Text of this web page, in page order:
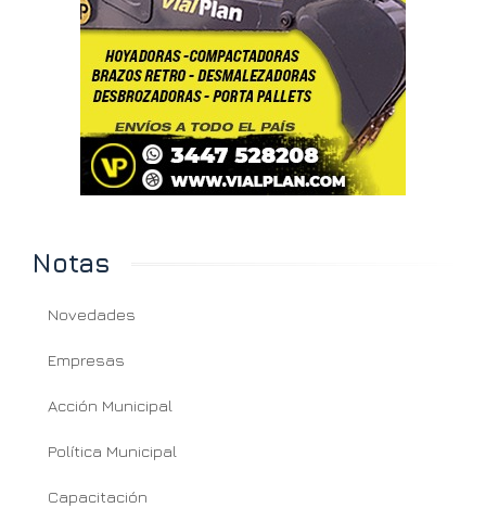
Notas
Novedades
Empresas
Acción Municipal
Política Municipal
Capacitación